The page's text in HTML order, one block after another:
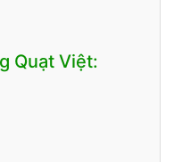
Quạt Việt: